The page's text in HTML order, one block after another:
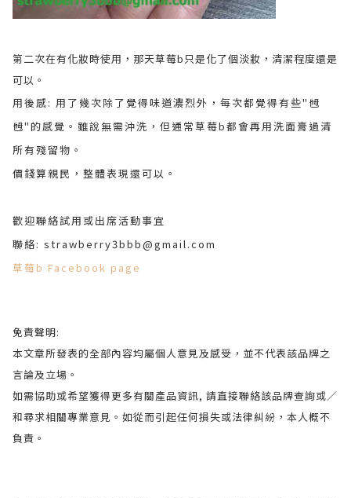
第二次在有化妝時使用，那天草莓b只是化了個淡妝，清潔程度還是
可以。
用後感: 用了幾次除了覺得味道濃烈外，每次都覺得有些"乸
乸"的感覺。雖說無需沖洗，但通常草莓b都會再用洗面膏過清
所有殘留物。
價錢算親民，整體表現還可以。
歡迎聯絡試用或出席活動事宜
聯絡: strawberry3bbb@gmail.com
草莓b Facebook page
免責聲明:
本文章所發表的全部內容均屬個人意見及感受，並不代表該品牌之
言論及立場。
如需協助或希望獲得更多有關產品資訊, 請直接聯絡該品牌查詢或∕
和尋求相關專業意見。如從而引起任何損失或法律糾紛，本人概不
負責。